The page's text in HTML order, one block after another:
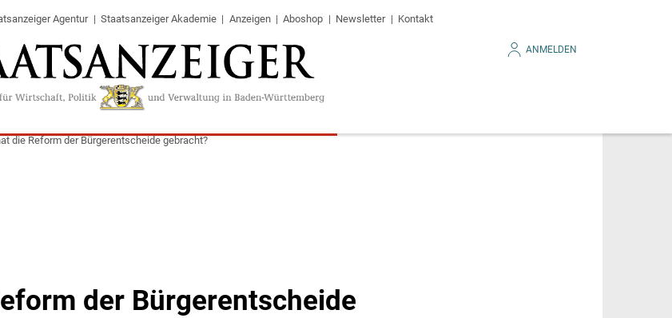
Agentur Staatsanzeiger Akademie Anzeigen Aboshop Newsletter Kontakt
ANMELDEN
die Reform der Bürgerentscheide gebracht?
der Bürgerentscheide